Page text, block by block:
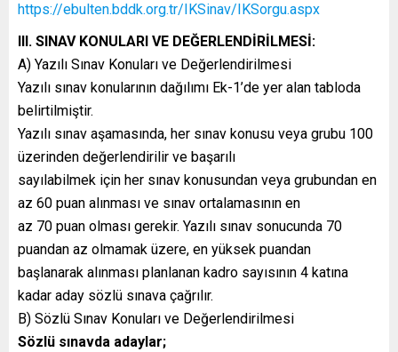
https://ebulten.bddk.org.tr/IKSinav/IKSorgu.aspx
III. SINAV KONULARI VE DEĞERLENDİRİLMESİ:
A) Yazılı Sınav Konuları ve Değerlendirilmesi
Yazılı sınav konularının dağılımı Ek-1’de yer alan tabloda
belirtilmiştir.
Yazılı sınav aşamasında, her sınav konusu veya grubu 100
üzerinden değerlendirilir ve başarılı
sayılabilmek için her sınav konusundan veya grubundan en
az 60 puan alınması ve sınav ortalamasının en
az 70 puan olması gerekir. Yazılı sınav sonucunda 70
puandan az olmamak üzere, en yüksek puandan
başlanarak alınması planlanan kadro sayısının 4 katına
kadar aday sözlü sınava çağrılır.
B) Sözlü Sınav Konuları ve Değerlendirilmesi
Sözlü sınavda adaylar;